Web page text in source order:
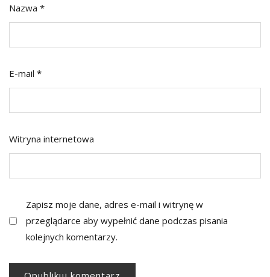
Nazwa *
E-mail *
Witryna internetowa
Zapisz moje dane, adres e-mail i witrynę w
przeglądarce aby wypełnić dane podczas pisania
kolejnych komentarzy.